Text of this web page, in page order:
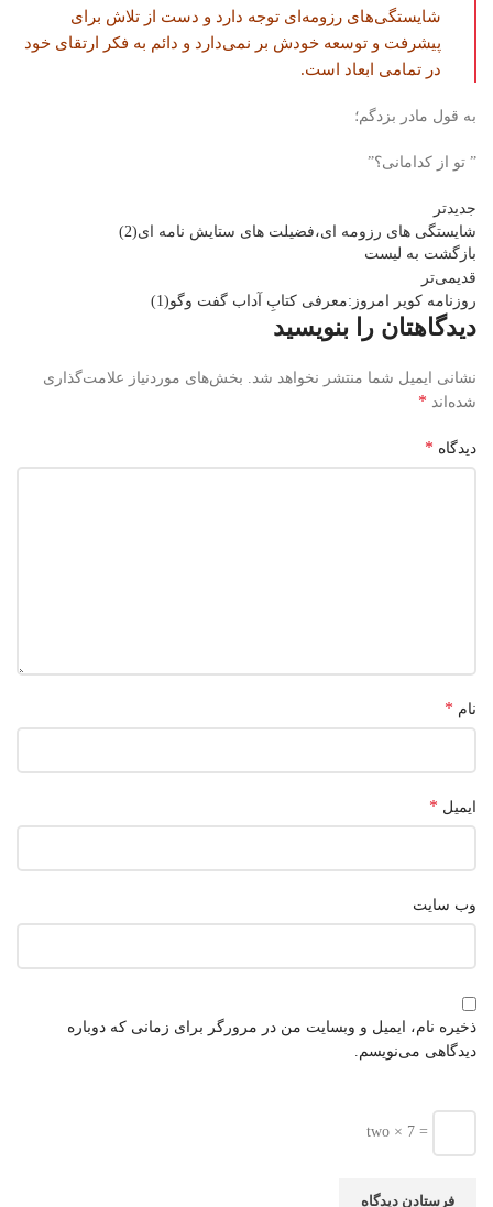
شایستگی‌های رزومه‌ای توجه دارد و دست از تلاش برای
پیشرفت و توسعه خودش بر نمی‌دارد و دائم به فکر ارتقای خود
در تمامی ابعاد است.
به قول مادر بزدگم؛
” تو از کدامانی؟”
جدیدتر
شایستگی های رزومه ای،فضیلت های ستایش نامه ای(2)
بازگشت بە لیست
قدیمی‌تر
روزنامه کویر امروز:معرفی کتابِ آداب گفت وگو(1)
دیدگاهتان را بنویسید
نشانی ایمیل شما منتشر نخواهد شد.
بخش‌های موردنیاز علامت‌گذاری
شده‌اند *
دیدگاه *
نام *
ایمیل *
وب‌ سایت
ذخیره نام، ایمیل و وبسایت من در مرورگر برای زمانی که دوباره
دیدگاهی می‌نویسم.
two × 7 =